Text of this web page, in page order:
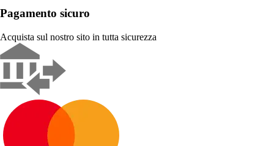
Pagamento sicuro
Acquista sul nostro sito in tutta sicurezza